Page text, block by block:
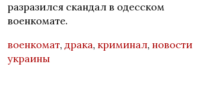
разразился скандал в одесском
военкомате.
военкомат, драка, криминал, новости
украины